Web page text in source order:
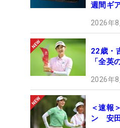
週間ギ
2026年
22歳・
「全英
2026年
＜速報
ン 安